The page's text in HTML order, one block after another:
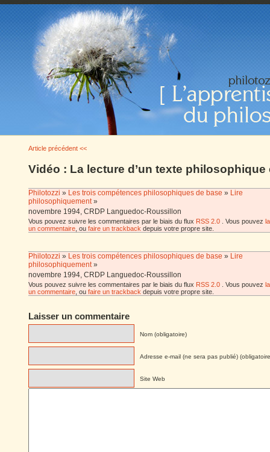
Article précédent <<
Vidéo : La lecture d’un texte philosophique
Philotozzi » Les trois compétences philosophiques de base » Lire
philosophiquement»
novembre 1994, CRDP Languedoc-Roussillon
Vous pouvez suivre les commentaires par le biais du flux RSS 2.0 . Vous pouvez
un commentaire , ou faire un trackback depuis votre propre site.
Philotozzi » Les trois compétences philosophiques de base » Lire
philosophiquement»
novembre 1994, CRDP Languedoc-Roussillon
Vous pouvez suivre les commentaires par le biais du flux RSS 2.0 . Vous pouvez
un commentaire , ou faire un trackback depuis votre propre site.
Laisser un commentaire
Nom (obligatoire)
Adresse e-mail (ne sera pas publié)
Site Web